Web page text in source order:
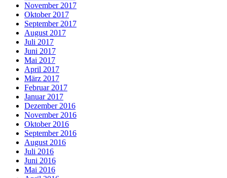
November 2017
Oktober 2017
September 2017
August 2017
Juli 2017
Juni 2017
Mai 2017
April 2017
März 2017
Februar 2017
Januar 2017
Dezember 2016
November 2016
Oktober 2016
September 2016
August 2016
Juli 2016
Juni 2016
Mai 2016